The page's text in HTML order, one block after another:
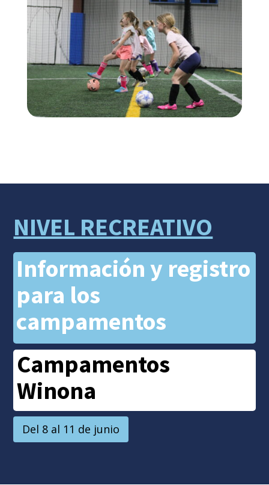
NIVEL RECREATIVO
Información y registro
para los
campamentos
Campamentos
Winona
Del 8 al 11 de junio